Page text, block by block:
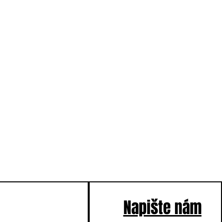
Napište nám